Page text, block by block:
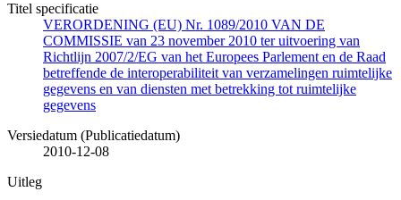
Titel specificatie
VERORDENING (EU) Nr. 1089/2010 VAN DE
COMMISSIE van 23 november 2010 ter uitvoering van
Richtlijn 2007/2/EG van het Europees Parlement en de Raad
betreffende de interoperabiliteit van verzamelingen ruimtelijke
gegevens en van diensten met betrekking tot ruimtelijke
gegevens
Versiedatum (Publicatiedatum)
2010-12-08
Uitleg